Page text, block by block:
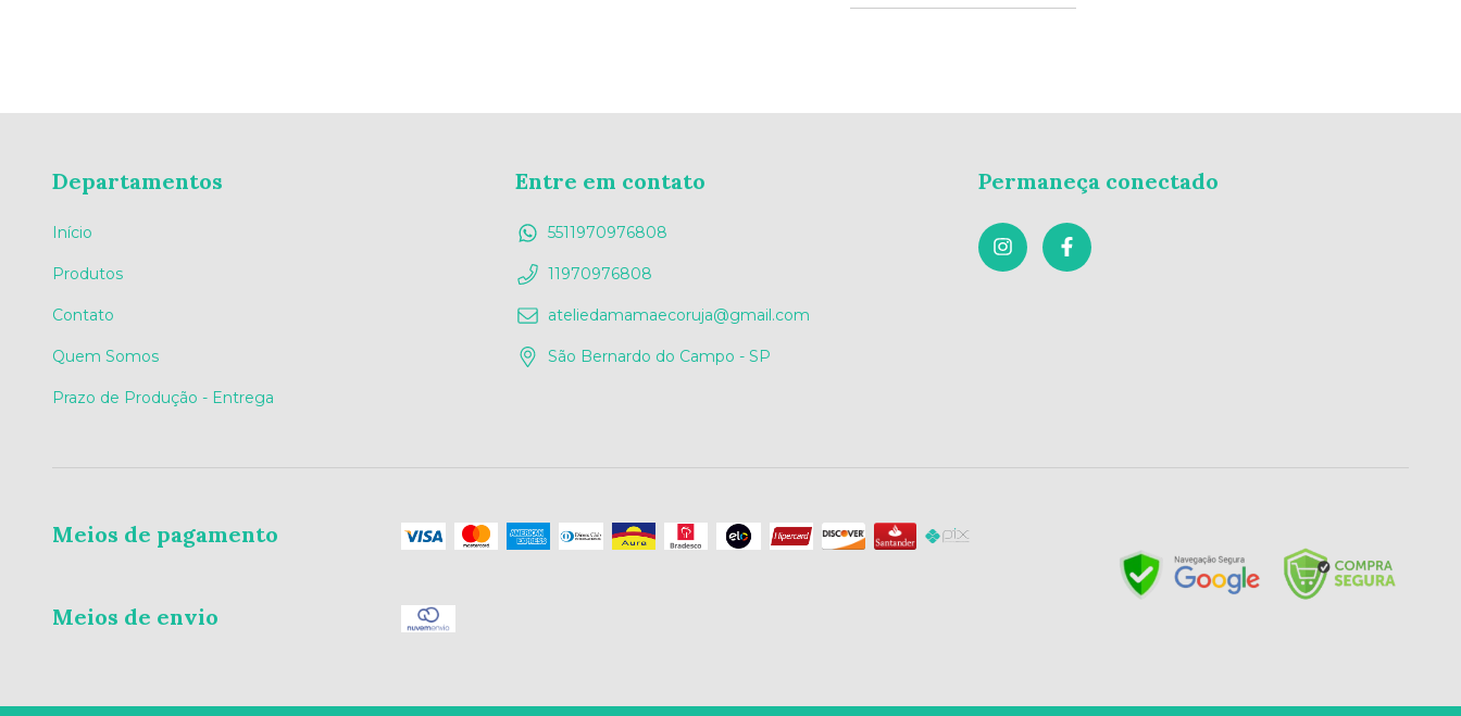
Departamentos
Início
Produtos
Contato
Quem Somos
Prazo de Produção - Entrega
Entre em contato
5511970976808
11970976808
ateliedamamaecoruja@gmail.com
São Bernardo do Campo - SP
Permaneça conectado
Meios de pagamento
Meios de envio